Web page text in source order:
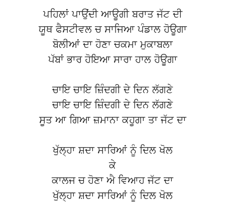
ਪਹਿਲਾਂ ਪਾਉਂਦੀ ਆਊਗੀ ਬਰਾਤ ਜੱਟ ਦੀ
ਯੂਥ ਫੈਸਟੀਵਲ ਚ ਸਾਜਿਆ ਪੰਡਾਲ ਹੋਊਗਾ
ਬੋਲੀਆਂ ਦਾ ਹੋਣਾ ਚਕਮਾ ਮੁਕਾਬਲਾ
ਪੱਬਾਂ ਭਾਰ ਹੋਇਆ ਸਾਰਾ ਹਾਲ ਹੋਊਗਾ
ਚਾਇ ਚਾਇ ਜ਼ਿੰਦਗੀ ਦੇ ਦਿਨ ਲੱਗਣੇ
ਚਾਇ ਚਾਇ ਜ਼ਿੰਦਗੀ ਦੇ ਦਿਨ ਲੱਗਣੇ
ਸੂਤ ਆ ਗਿਆ ਜ਼ਮਾਨਾ ਕਹੂਗਾ ਤਾ ਜੱਟ ਦਾ
ਖੁੱਲ੍ਹਾ ਸ਼ਦਾ ਸਾਰਿਆਂ ਨੂੰ ਦਿਲ ਖੋਲ
ਕੇ
ਕਾਲਜ ਚ ਹੋਣਾ ਐ ਵਿਆਹ ਜੱਟ ਦਾ
ਖੁੱਲ੍ਹਾ ਸ਼ਦਾ ਸਾਰਿਆਂ ਨੂੰ ਦਿਲ ਖੋਲ